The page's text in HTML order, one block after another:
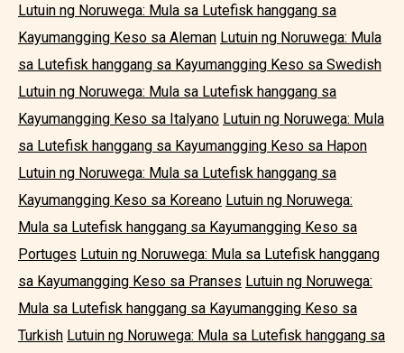
Lutuin ng Noruwega: Mula sa Lutefisk hanggang sa
Kayumangging Keso sa Aleman Lutuin ng Noruwega: Mula
sa Lutefisk hanggang sa Kayumangging Keso sa Swedish
Lutuin ng Noruwega: Mula sa Lutefisk hanggang sa
Kayumangging Keso sa Italyano Lutuin ng Noruwega: Mula
sa Lutefisk hanggang sa Kayumangging Keso sa Hapon
Lutuin ng Noruwega: Mula sa Lutefisk hanggang sa
Kayumangging Keso sa Koreano Lutuin ng Noruwega:
Mula sa Lutefisk hanggang sa Kayumangging Keso sa
Portuges Lutuin ng Noruwega: Mula sa Lutefisk hanggang
sa Kayumangging Keso sa Pranses Lutuin ng Noruwega:
Mula sa Lutefisk hanggang sa Kayumangging Keso sa
Turkish Lutuin ng Noruwega: Mula sa Lutefisk hanggang sa